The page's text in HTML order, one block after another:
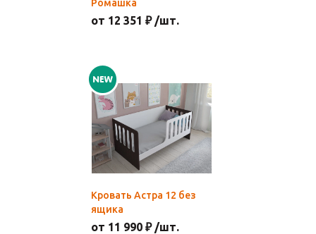
Ромашка
от 12 351 ₽ /шт.
Кровать Астра 12 без
ящика
от 11 990 ₽ /шт.